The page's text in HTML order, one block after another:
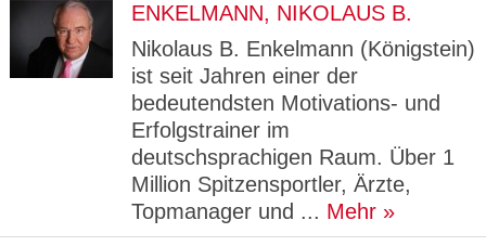
ENKELMANN, NIKOLAUS B.
Nikolaus B. Enkelmann (Königstein)
ist seit Jahren einer der
bedeutendsten Motivations- und
Erfolgstrainer im
deutschsprachigen Raum. Über 1
Million Spitzensportler, Ärzte,
Topmanager und ... Mehr